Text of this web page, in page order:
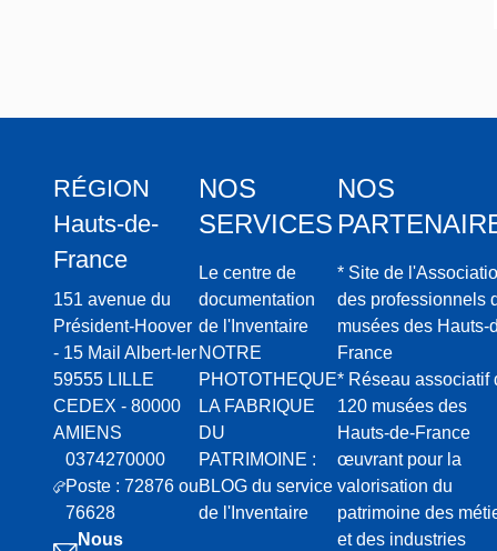
RÉGION
Hauts-de-
France
151 avenue du
Président-Hoover
- 15 Mail Albert-Ier
59555 LILLE
CEDEX - 80000
AMIENS
0374270000
Poste : 72876 ou
76628
Nous
NOS
SERVICES
Le centre de
documentation
de l'Inventaire
NOTRE
PHOTOTHEQUE
LA FABRIQUE
DU
PATRIMOINE :
BLOG du service
de l'Inventaire
NOS
* Site de
des professionnels
musées des Hauts-
France
* Réseau associatif
120 musées des
Hauts-de-France
œuvrant pour la
valorisation du
patrimoine des
et des industries